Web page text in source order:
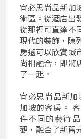
宜必思尚品新加
術區。從酒店出
從那裡可直達不
現代的裝飾，陳
房還可以欣賞城
尚相融合，即將
了一起。
宜必思尚品新
加坡的客房。
件不同的藝術
觀，融合了新舊